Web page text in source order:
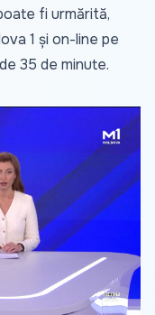
fi urmărită,
1 și on-line pe
35 de minute.